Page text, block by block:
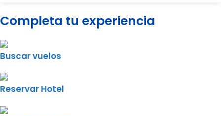
Completa tu experiencia
Buscar vuelos
Reservar Hotel